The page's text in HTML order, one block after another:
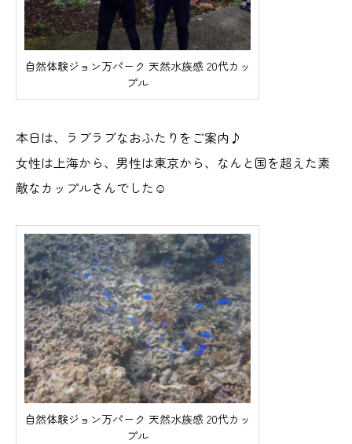
自然体験ジョン万パーク 天然水族感 20代カッ
プル
本日は、ラブラブなおふたりをご案内♪
女性は上海から、男性は東京から、なんと国を超えた素
敵なカップルさんでした☺️
自然体験ジョン万パーク 天然水族感 20代カッ
プル